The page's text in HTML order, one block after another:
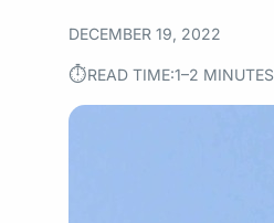
DECEMBER 19, 2022
⏱︎READ TIME:1–2 MINUTES